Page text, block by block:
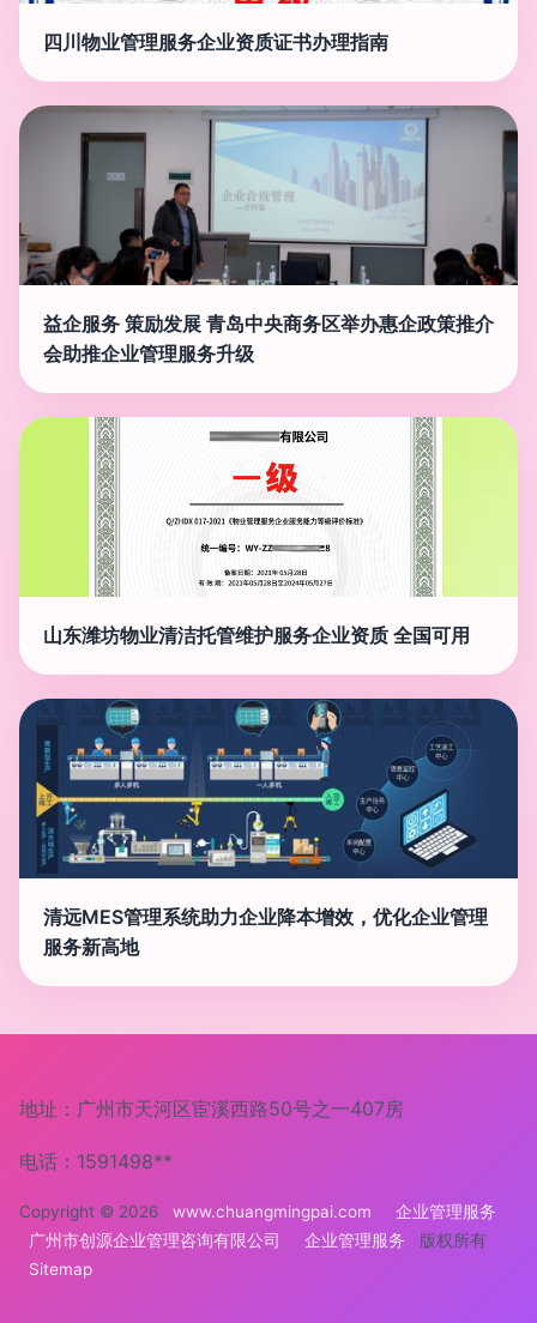
四川物业管理服务企业资质证书办理指南
益企服务 策励发展 青岛中央商务区举办惠企政策推介
会助推企业管理服务升级
山东潍坊物业清洁托管维护服务企业资质 全国可用
清远MES管理系统助力企业降本增效，优化企业管理
服务新高地
地址：广州市天河区宦溪西路50号之一407房
电话：1591498**
Copyright © 2026 www.chuangmingpai.com
企业管理服务
广州市创源企业管理咨询有限公司
企业管理服务
版权所有
Sitemap